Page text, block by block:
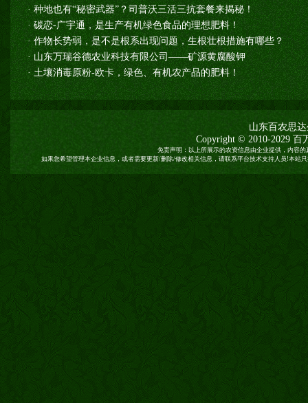
·种地也有“秘密武器”？司普沃三活三抗套餐来揭秘！
·碳恋-广宇通，是生产有机绿色食品的理想肥料！
·作物长势弱，是不是根系出现问题，生根壮根措施有哪些？
·山东万瑞谷德农业科技有限公司——矿源黄腐酸钾
·土壤消毒原粉-欧卡，绿色、有机农产品的肥料！
山东百农思
Copyright © 2010-2029 百
免责声明：以上所展示的农资信息由企业提供，内容
如果您希望管理本企业信息，或者需要更新/删除/修改相关信息，请联系平台技术支持人员!本站